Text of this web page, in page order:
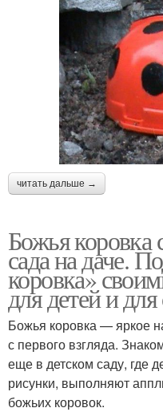
читать дальше →
Божья коровка
сада на даче.
коровка»
для детей и для
Божья коровка — яркое
с первого взгляда.
еще в детском саду, где
рисунки, выполняют
божьих коровок.